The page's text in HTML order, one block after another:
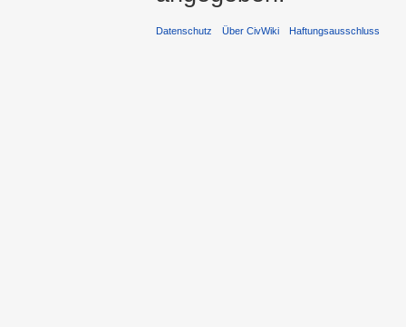
Datenschutz Über CivWiki Haftungsausschluss